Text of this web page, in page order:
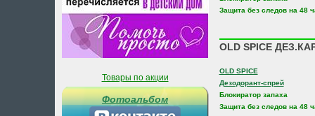
Товары по акции
Фотоальбом
Защита без следов на 48
OLD SPICE
OLD SPICE
Дезодорант-спрей
Блокиратор запаха
Защита без следов на 48